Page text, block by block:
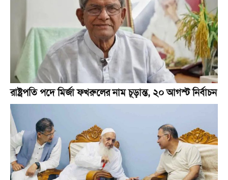
রাষ্ট্রপতি পদে মির্জা ফখরুলের নাম চূড়ান্ত, ২০ আগস্ট নির্বাচন